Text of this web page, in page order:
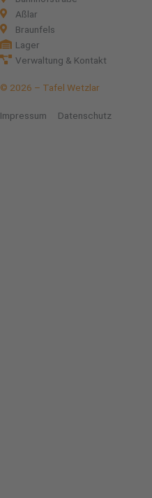
Aßlar
Braunfels
Lager
Verwaltung & Kontakt
© 2026 – Tafel Wetzlar
Impressum Datenschutz